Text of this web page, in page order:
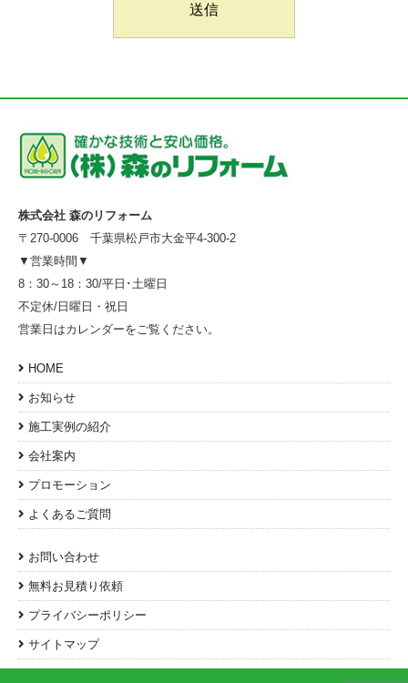
株式会社 森のリフォーム
〒270-0006 千葉県松戸市大金平4-300-2
▼営業時間▼
8：30～18：30/平日･土曜日
不定休/日曜日・祝日
営業日はカレンダーをご覧ください。
HOME
お知らせ
施工実例の紹介
会社案内
プロモーション
よくあるご質問
お問い合わせ
無料お見積り依頼
プライバシーポリシー
サイトマップ